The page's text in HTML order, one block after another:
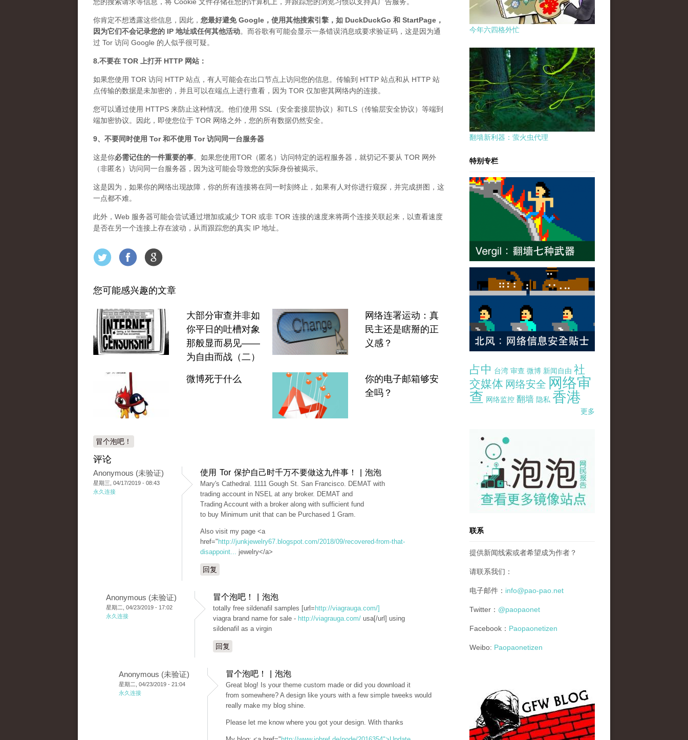
你肯定不想透露这些信息，因此， 您最好避免 Google，使用其他搜索引擎，如 DuckDuckGo 和 StartPage，
因为它们不会记录您的 IP 地址或任何其他活动。而谷歌有可能会显示一条错误消息或要求验证码，这是因为通
过 Tor 访问 Google 的人似乎很可疑。
8.不要在 TOR 上打开 HTTP 网站：
如果您使用 TOR 访问 HTTP 站点，有人可能会在出口节点上访问您的信息。传输到 HTTP 站点和从 HTTP 站
点传输的数据是未加密的，并且可以在端点上进行查看，因为 TOR 仅加密其网络内的连接。
您可以通过使用 HTTPS 来防止这种情况。他们使用 SSL（安全套接层协议）和TLS（传输层安全协议）等端到
端加密协议。因此，即使您位于 TOR 网络之外，您的所有数据仍然安全。
9、不要同时使用 Tor 和不使用 Tor 访问同一台服务器
这是你必需记住的一件重要的事。如果您使用TOR（匿名）访问特定的远程服务器，就切记不要从 TOR 网外
（非匿名）访问同一台服务器，因为这可能会导致您的实际身份被揭示。
这是因为，如果你的网络出现故障，你的所有连接将在同一时刻终止，如果有人对你进行窥探，并完成拼图，这
一点都不难。
此外，Web 服务器可能会尝试通过增加或减少 TOR 或非 TOR 连接的速度来将两个连接关联起来，以查看速度
是否在另一个连接上存在波动，从而跟踪您的真实 IP 地址。
您可能感兴趣的文章
大部分审查并非如
你平日的吐槽对象
那般显而易见——
为自由而战（二）
网络连署运动：真
民主还是瞎掰的正
义感？
微博死于什么
你的电子邮箱够安
全吗？
冒个泡吧！
评论
Anonymous (未验证)
星期三, 04/17/2019 - 08:43
永久连接
使用 Tor 保护自己时千万不要做这九件事！ | 泡泡
Mary's Cathedral. 1111 Gough St. San Francisco. DEMAT with
trading account in NSEL at any broker. DEMAT and
Trading Account with a broker along with sufficient fund
to buy Minimum unit that can be Purchased 1 Gram.
Also visit my page <a
href=" http://junkjewelry67.blogspot.com/2018/09/recovered-from-that-
disappoint... jewelry</a>
回复
Anonymous (未验证)
星期二, 04/23/2019 - 17:02
永久连接
冒个泡吧！ | 泡泡
totally free sildenafil samples [url= http://viagrauga.com/]
viagra brand name for sale - http://viagrauga.com/ usa[/url] using
sildenafil as a virgin
回复
Anonymous (未验证)
星期二, 04/23/2019 - 21:04
永久连接
冒个泡吧！ | 泡泡
Great blog! Is your theme custom made or did you download it
from somewhere? A design like yours with a few simple tweeks would
really make my blog shine.
Please let me know where you got your design. With thanks
今年六四格外忙
翻墙新利器：萤火虫代理
特别专栏
占中 台湾 审查 微博 新闻自由 社
交媒体 网络安全 网络审
查 网络监控 翻墙 隐私 香港
更多
pao-pao-banner-mirror-site-120814.jpg
联系
提供新闻线索或者希望成为作者？
请联系我们：
电子邮件： info@pao-pao.net
Twitter： @paopaonet
Facebook： Paopaonetizen
Weibo: Paopaonetizen
gfw_blog_small.jpg